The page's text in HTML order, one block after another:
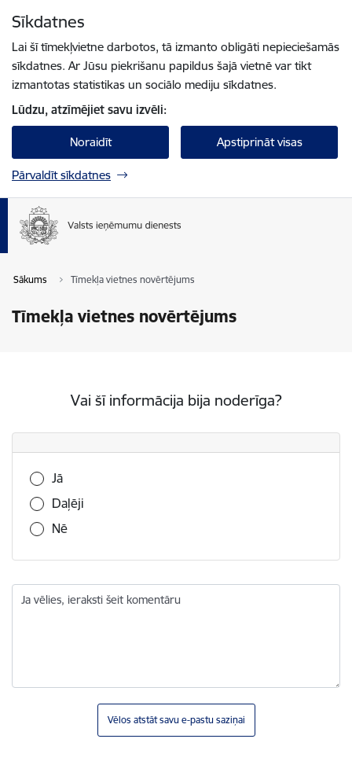
Sīkdatnes
Lai šī tīmekļvietne darbotos, tā izmanto obligāti nepieciešamās
sīkdatnes. Ar Jūsu piekrišanu papildus šajā vietnē var tikt
izmantotas statistikas un sociālo mediju sīkdatnes.
Lūdzu, atzīmējiet savu izvēli:
Noraidīt Apstiprināt visas
Pārvaldīt sīkdatnes
Sākums Tīmekļa vietnes novērtējums
Tīmekļa vietnes novērtējums
Vai šī informācija bija noderīga?
Vai šī informācija bija noderīga?
Jā
Daļēji
Nē
Ja vēlies, ieraksti šeit komentāru
Vēlos atstāt savu e-pastu saziņai